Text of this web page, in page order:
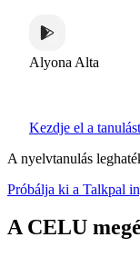
Alyona Alta
Kezdje el a tanulást
A nyelvtanulás
Próbálja ki a Talkpal
A CELU